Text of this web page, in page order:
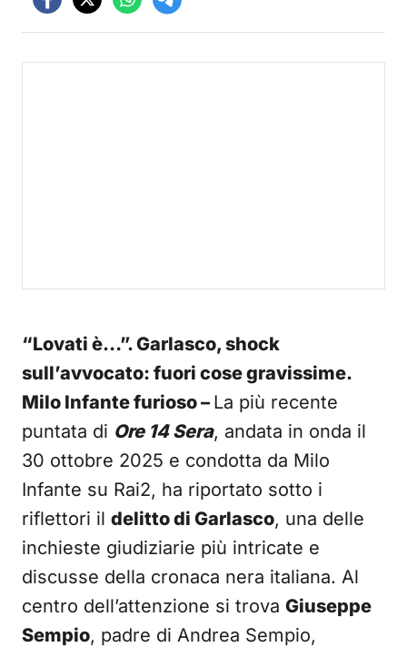
“Lovati è…”. Garlasco, shock
sull’avvocato: fuori cose gravissime.
Milo Infante furioso – La più recente
puntata di Ore 14 Sera, andata in onda il
30 ottobre 2025 e condotta da Milo
Infante su Rai2, ha riportato sotto i
riflettori il delitto di Garlasco, una delle
inchieste giudiziarie più intricate e
discusse della cronaca nera italiana. Al
centro dell’attenzione si trova Giuseppe
Sempio, padre di Andrea Sempio,